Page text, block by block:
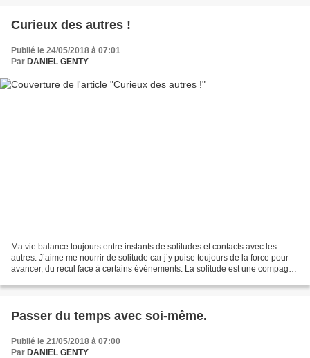
Curieux des autres !
Publié le 24/05/2018 à 07:01
Par DANIEL GENTY
Ma vie balance toujours entre instants de solitudes et contacts avec les
autres. J’aime me nourrir de solitude car j’y puise toujours de la force pour
avancer, du recul face à certains événements. La solitude est une compagne
Passer du temps avec soi-même.
Publié le 21/05/2018 à 07:00
Par DANIEL GENTY